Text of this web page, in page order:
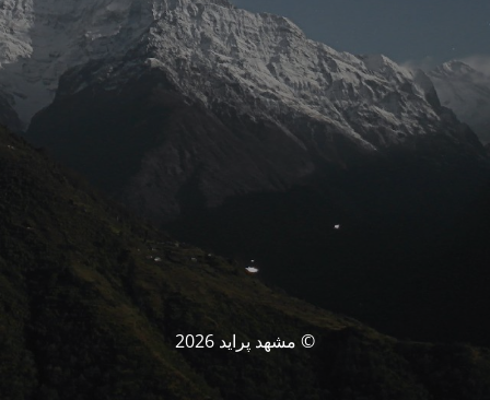
© مشهد پراید 2026